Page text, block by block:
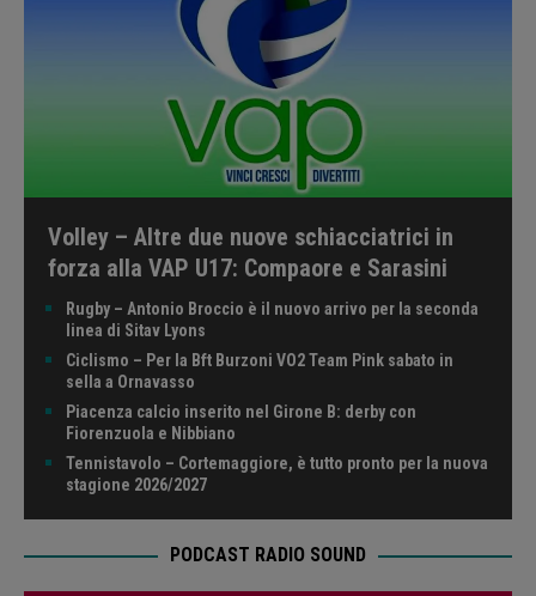
Volley – Altre due nuove schiacciatrici in
forza alla VAP U17: Compaore e Sarasini
Rugby – Antonio Broccio è il nuovo arrivo per la seconda
linea di Sitav Lyons
Ciclismo – Per la Bft Burzoni VO2 Team Pink sabato in
sella a Ornavasso
Piacenza calcio inserito nel Girone B: derby con
Fiorenzuola e Nibbiano
Tennistavolo – Cortemaggiore, è tutto pronto per la nuova
stagione 2026/2027
PODCAST RADIO SOUND